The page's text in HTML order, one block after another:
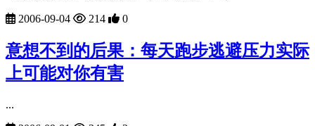
2006-09-04 214 0
意想不到的后果：每天跑步逃避压力实际
上可能对你有害
...